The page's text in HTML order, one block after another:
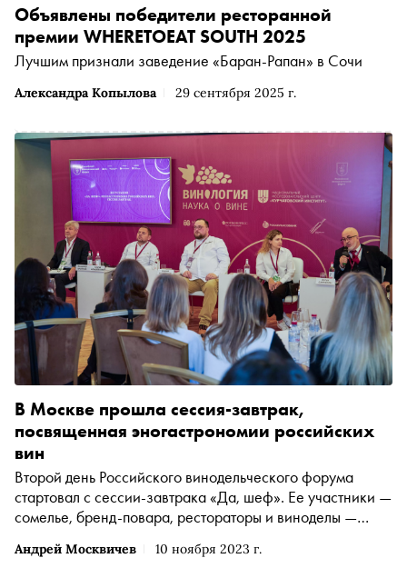
Александра Копылова 29 сентября 2025 г.
Объявлены победители ресторанной
премии WHERETOEAT SOUTH 2025
Лучшим признали заведение «Баран-Рапан» в Сочи
Андрей Москвичев 10 ноября 2023 г.
В Москве прошла сессия-завтрак,
посвященная эногастрономии российских
вин
Второй день Российского винодельческого форума
стартовал с сессии-завтрака «Да, шеф». Ее участники —
сомелье, бренд-повара, рестораторы и виноделы —
черноморскую кухню и наоборот